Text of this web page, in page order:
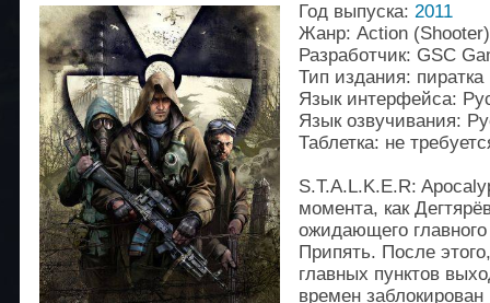
Год выпуска: 2011
Жанр: Action (Shooter)
Разработчик: GSC
Тип издания: пиратка
Язык интерфейса:
Язык озвучивания:
Таблетка: не
S.T.A.L.K.E.R:
момента, как
ожидающего главного
Припять. После
главных пунктов
времен